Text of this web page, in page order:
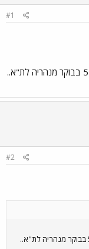
#1
האם זה כולל רכבות? אני צריך לקחת רכבת של 5 בבוקר מנהריה לת"א..
#2
האם זה כולל רכבות? אני צריך לקחת רכבת של 5 בבוקר מנהריה לת"א..